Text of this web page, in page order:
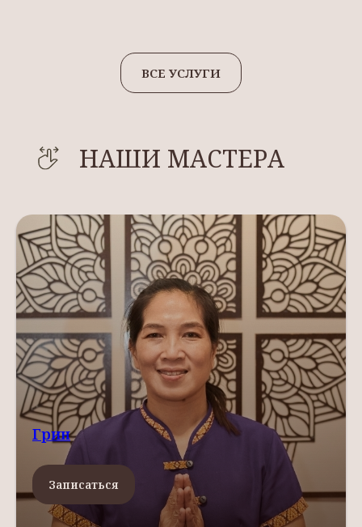
ВСЕ УСЛУГИ
НАШИ МАСТЕРА
Грин
Записаться